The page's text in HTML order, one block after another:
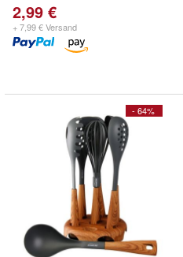
2,99 €
+ 7,99 € Versand
- 64%